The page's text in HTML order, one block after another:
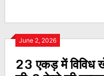
June 2, 2026
23 एकड़ में विविध